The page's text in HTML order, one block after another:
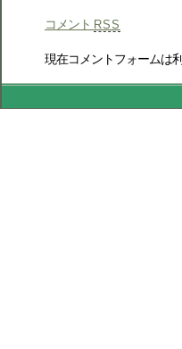
コメント RSS
現在コメントフォームは